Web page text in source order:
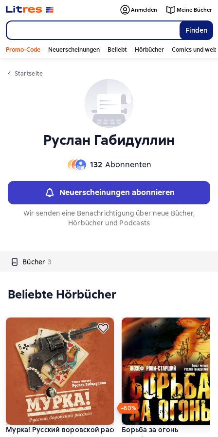
Finden
Anmelden Meine Bücher
Promo-Code Neuerscheinungen Beliebt Hörbücher Comics und
Startseite
Руслан Габидуллин
132 Abonnenten
Neuerscheinungen abonnieren
Wir senden eine Benachrichtigung über neue Bücher,
Hörbücher und Podcasts
Bücher 3
Слайдер с книгами
Beliebte Hörbücher
Мурка! Русский воровской рассказ
−60%
Борьба за огонь